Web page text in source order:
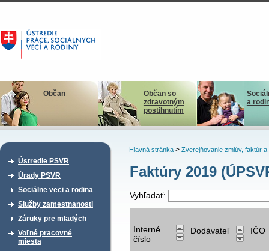
Občan
Občan so
zdravotným
postihnutím
a
Ústredie PSVR
Úrady PSVR
Sociálne veci a rodina
Služby zamestnanosti
Záruky pre mladých
Voľné pracovné
miesta
Hlavná stránka> Zverejňovanie zmlúv, faktúr a
Faktúry 2019
Vyhľadať:
Interné
číslo
Dodávateľ IČO